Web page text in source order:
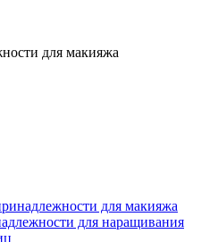
для макияжа
для макияжа
для наращивания